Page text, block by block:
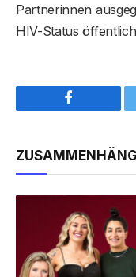
Partnerinnen
HIV-Status
Facebook